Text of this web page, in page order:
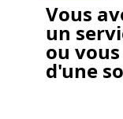
Vous
un
ou
d'une